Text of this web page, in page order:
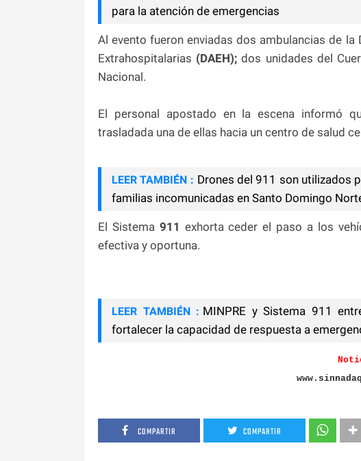
para la atención de emergencias
Al evento fueron enviadas dos ambulancias de
Extrahospitalarias (DAEH); dos unidades del
Nacional.
El personal apostado en la escena informó
trasladada una de ellas hacia un centro de salud
LEER TAMBIÉN : Drones del 911 son utilizados
familias incomunicadas en Santo Domingo
El Sistema 911 exhorta ceder el paso a los
efectiva y oportuna.
LEER TAMBIÉN : MINPRE y Sistema 911
fortalecer la capacidad de respuesta a
COMPARTIR COMPARTIR